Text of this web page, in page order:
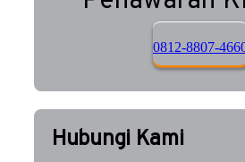
0812-8807-
Hubungi Kami